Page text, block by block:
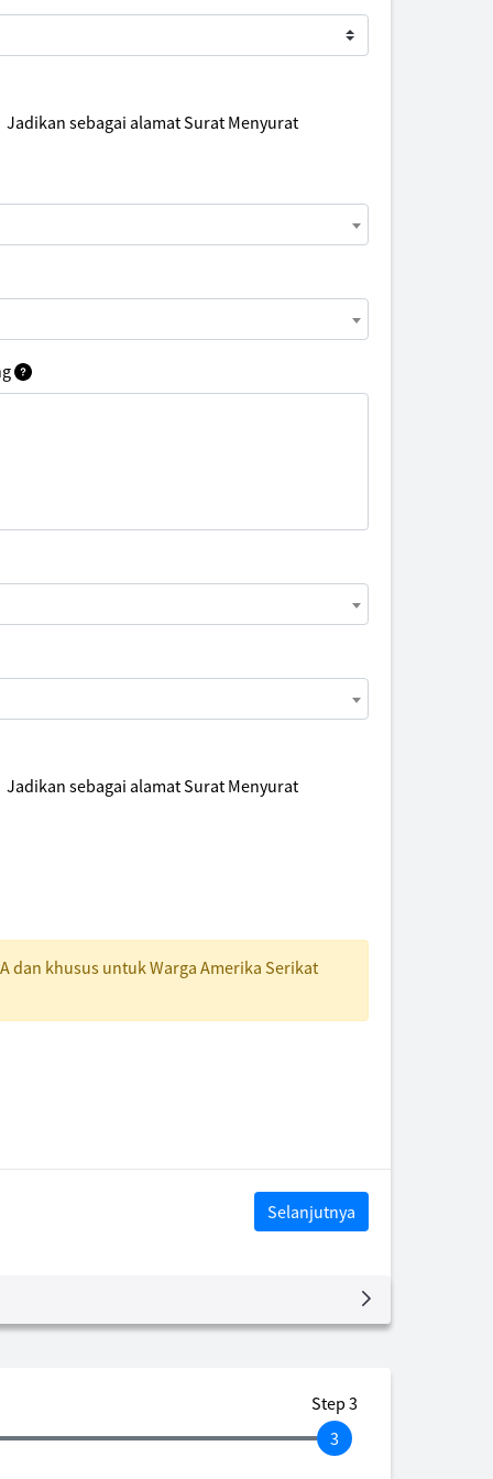
Jadikan sebagai alamat Surat Menyurat
Jadikan sebagai alamat Surat Menyurat
dan khusus untuk Warga Amerika Serikat
Selanjutnya
Step 3